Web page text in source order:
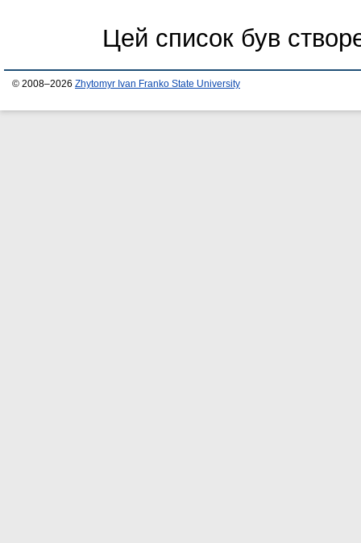
Цей список був
© 2008–2026 Zhytomyr Ivan Franko State University